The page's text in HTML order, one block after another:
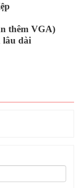
thêm VGA)
lâu dài